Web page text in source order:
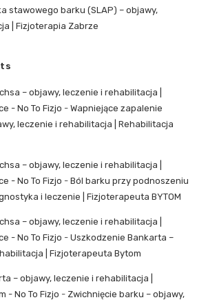
stawowego barku (SLAP) – objawy,
| Fizjoterapia Zabrze
– objawy, leczenie i rehabilitacja |
- No To Fizjo -Wapniejące zapalenie
leczenie i rehabilitacja | Rehabilitacja
– objawy, leczenie i rehabilitacja |
- No To Fizjo -Ból barku przy podnoszeniu
i leczenie | Fizjoterapeuta BYTOM
– objawy, leczenie i rehabilitacja |
- No To Fizjo -Uszkodzenie Bankarta –
| Fizjoterapeuta Bytom
– objawy, leczenie i rehabilitacja |
- No To Fizjo - Zwichnięcie barku – objawy,